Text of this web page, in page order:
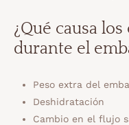
¿Qué causa
durante el
Peso extra del
Deshidratación
Cambio en el flujo